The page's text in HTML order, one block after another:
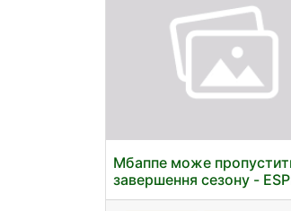
Мбаппе може
завершення сезону -